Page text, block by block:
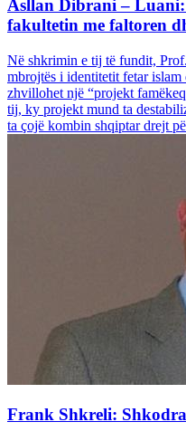
Asllan Dibrani –
fakultetin me faltoren
Në shkrimin e tij të fundit,
mbrojtës i identitetit fetar
zhvillohet një “projekt
tij, ky projekt mund ta
ta çojë kombin shqiptar drejt
Frank Shkreli: